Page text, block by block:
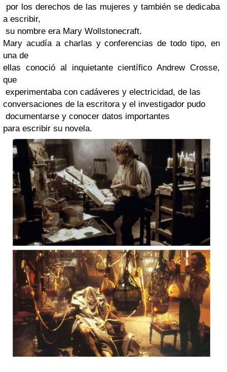
por los derechos de las mujeres y también se dedicaba
a escribir,
su nombre era Mary Wollstonecraft.
Mary acudía a charlas y conferencias de todo tipo, en
una de
ellas conoció al inquietante científico Andrew Crosse,
que
experimentaba con cadáveres y electricidad, de las
conversaciones de la escritora y el investigador pudo
documentarse y conocer datos importantes
para escribir su novela.